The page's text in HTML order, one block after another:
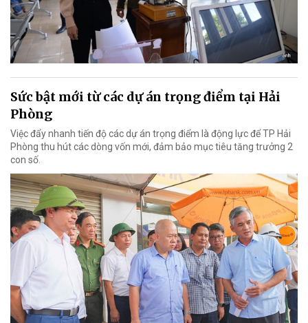
Sức bật mới từ các dự án trọng điểm tại Hải
Phòng
Việc đẩy nhanh tiến độ các dự án trọng điểm là động lực để TP Hải
Phòng thu hút các dòng vốn mới, đảm bảo mục tiêu tăng trưởng 2
con số.